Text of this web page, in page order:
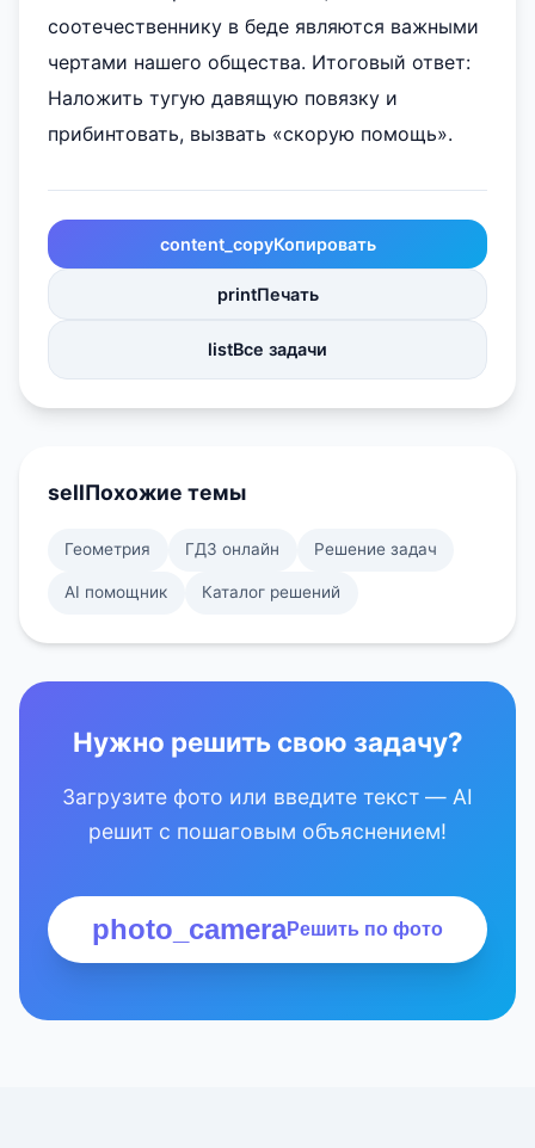
соотечественнику в беде являются важными
чертами нашего общества. Итоговый ответ:
Наложить тугую давящую повязку и
прибинтовать, вызвать «скорую помощь».
content_copyКопировать
printПечать
listВсе задачи
sellПохожие темы
Геометрия ГДЗ онлайн Решение задач
AI помощник Каталог решений
Нужно решить свою задачу?
Загрузите фото или введите текст — AI
решит с пошаговым объяснением!
photo_cameraРешить по фото